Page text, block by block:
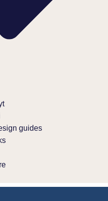
guides